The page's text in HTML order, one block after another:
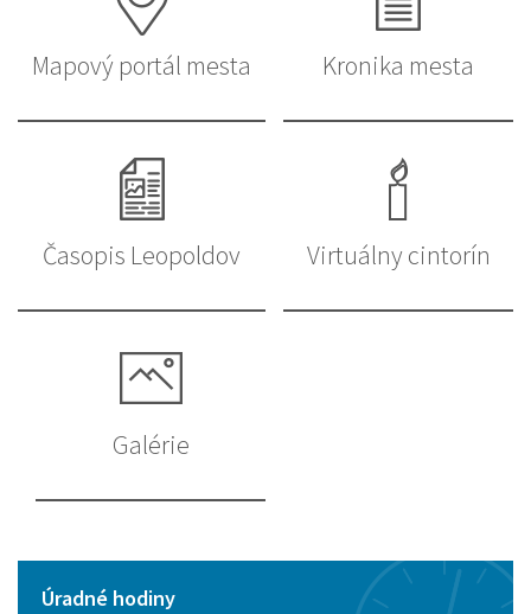
Mapový portál mesta Kronika mesta
Časopis Leopoldov Virtuálny cintorín
Galérie
Úradné hodiny